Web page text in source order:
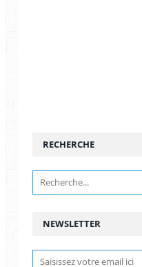
NEWSLETTER
RECHERCHE